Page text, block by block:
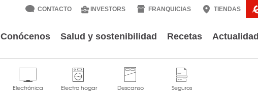
CONTACTO INVESTORS FRANQUICIAS TIENDAS
Conócenos Salud y sostenibilidad Recetas Actualidad